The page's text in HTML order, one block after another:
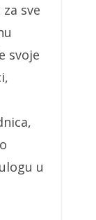
sve
svoje
u